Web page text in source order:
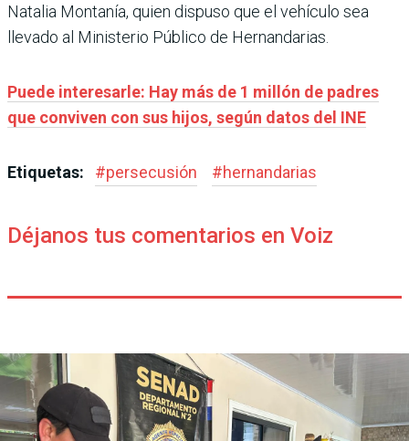
Natalia Montanía, quien dispuso que el vehículo sea
llevado al Ministerio Público de Hernandarias.
Puede interesarle: Hay más de 1 millón de padres
que conviven con sus hijos, según datos del INE
Etiquetas: #persecusión #hernandarias
Déjanos tus comentarios en Voiz